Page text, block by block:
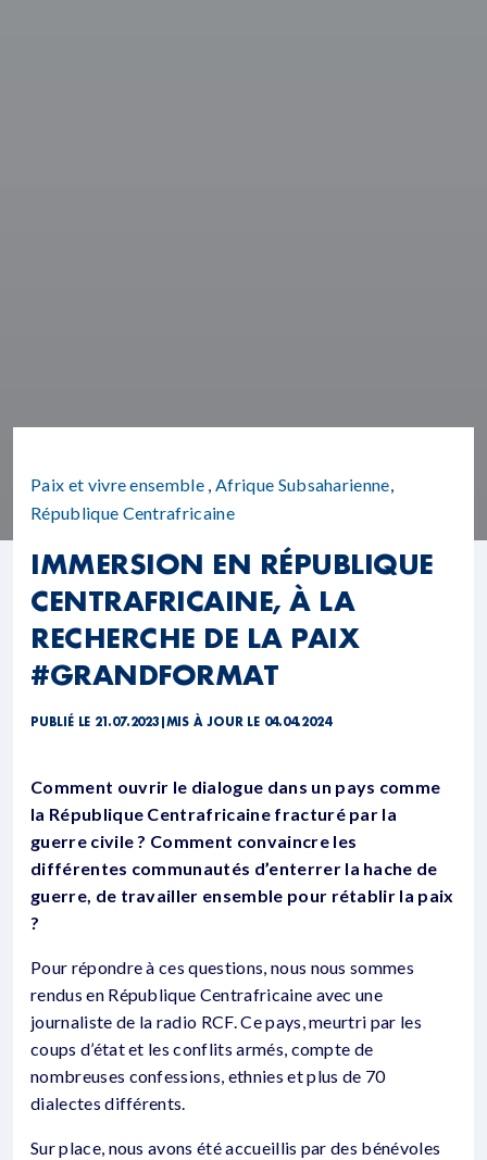
Paix et vivre ensemble ,Afrique Subsaharienne,
République Centrafricaine
IMMERSION EN RÉPUBLIQUE
CENTRAFRICAINE, À LA
RECHERCHE DE LA PAIX
#GRANDFORMAT
PUBLIÉ LE 21.07.2023 MIS À JOUR LE 04.04.2024
Comment ouvrir le dialogue dans un pays comme
la République Centrafricaine fracturé par la
guerre civile ? Comment convaincre les
différentes communautés d’enterrer la hache de
guerre, de travailler ensemble pour rétablir la paix
?
Pour répondre à ces questions, nous nous sommes
rendus en République Centrafricaine avec une
journaliste de la radio RCF. Ce pays, meurtri par les
coups d’état et les conflits armés, compte de
nombreuses confessions, ethnies et plus de 70
dialectes différents.
Sur place, nous avons été accueillis par des bénévoles